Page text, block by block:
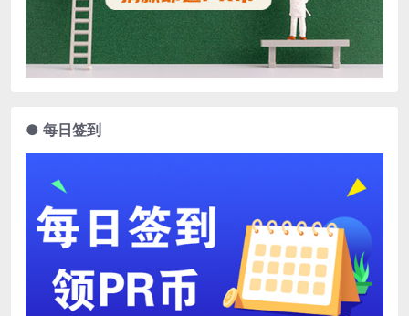
● 每日签到